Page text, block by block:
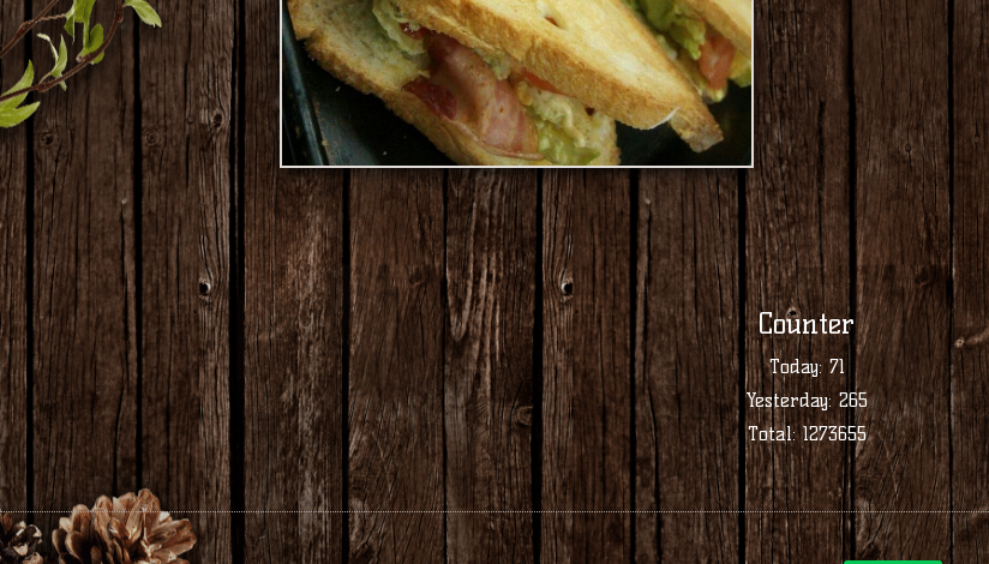
Counter
Today:71
Yesterday:265
Total:1273655